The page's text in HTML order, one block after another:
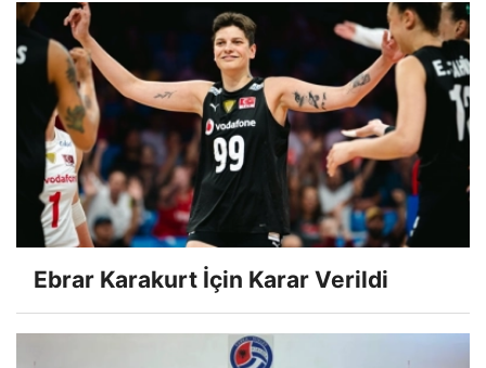
Ebrar Karakurt İçin Karar Verildi